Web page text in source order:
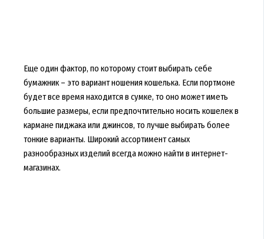
Еще один фактор, по которому стоит выбирать себе
бумажник – это вариант ношения кошелька. Если портмоне
будет все время находится в сумке, то оно может иметь
большие размеры, если предпочтительно носить кошелек в
кармане пиджака или джинсов, то лучше выбирать более
тонкие варианты. Широкий ассортимент самых
разнообразных изделий всегда можно найти в интернет-
магазинах.